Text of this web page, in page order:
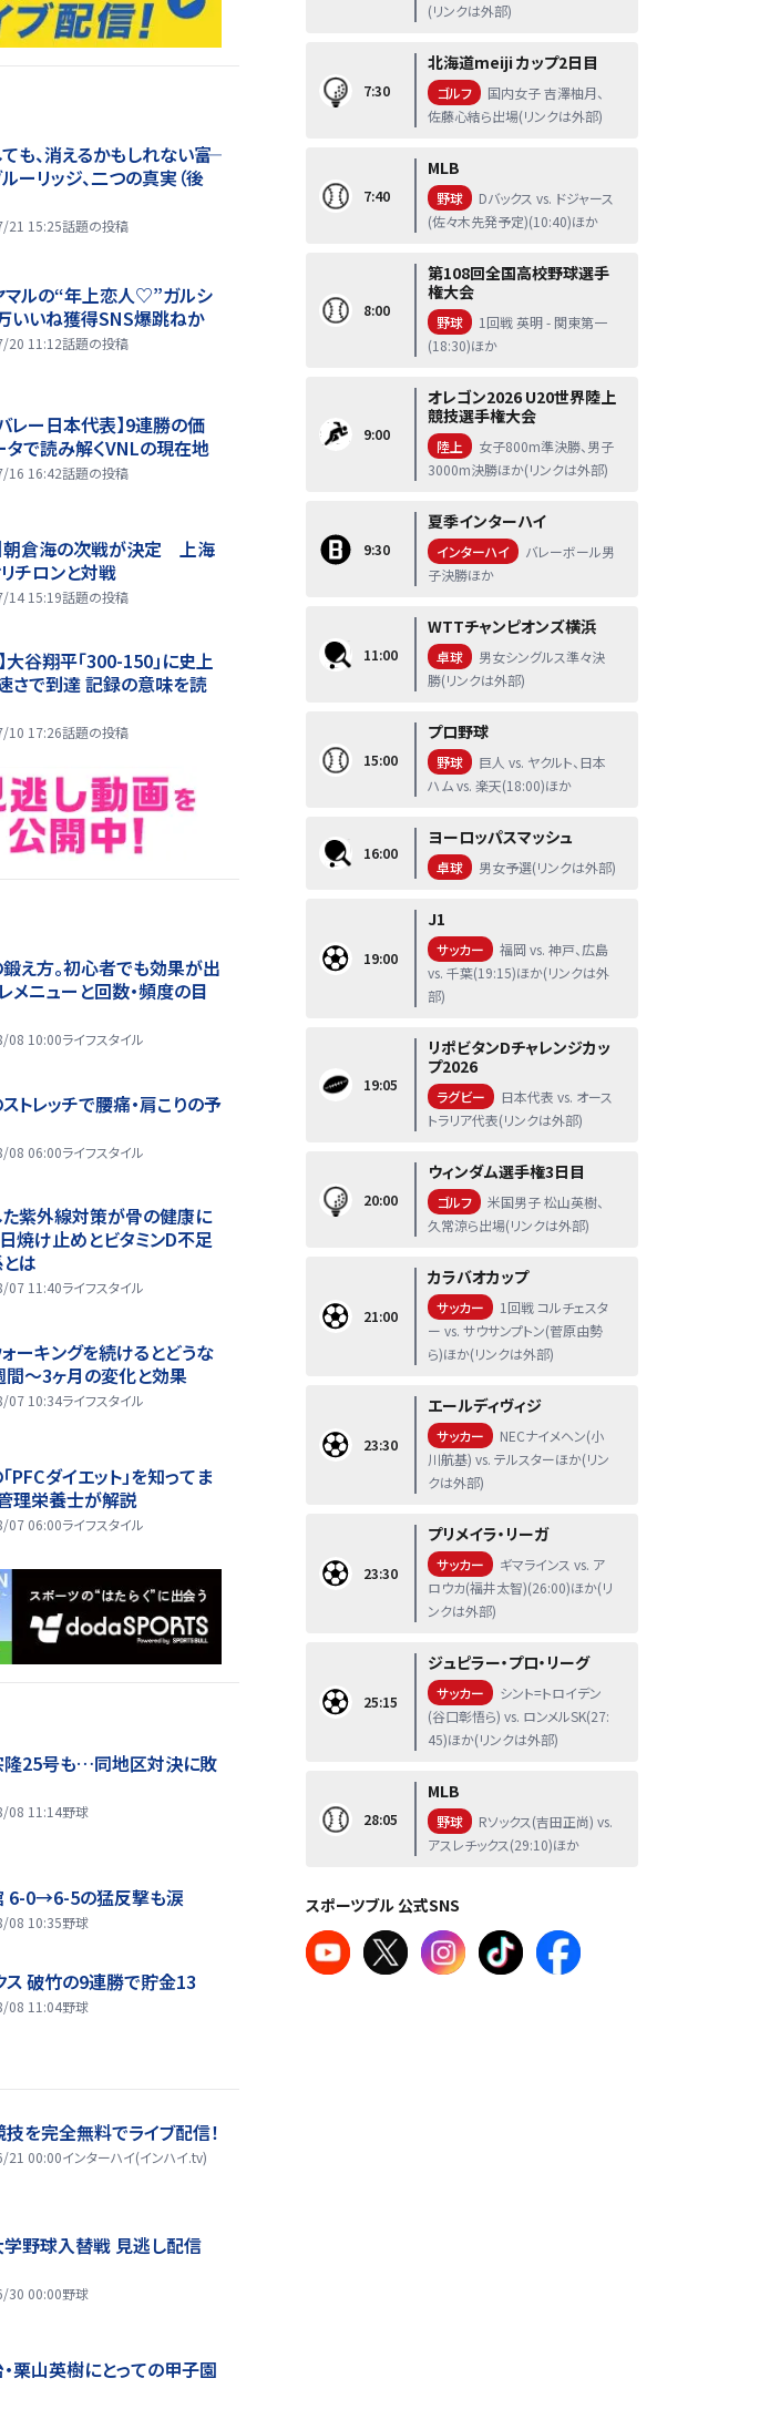
も、消えるかもしれない――富
ーリッジ、二つの真実（後
21 15:25話題の投稿
マルの“年上恋人♡”ガルシ
いいね獲得SNS爆跳ねか
20 11:12話題の投稿
レー日本代表】9連勝の価
タで読み解くVNLの現在地
16 16:42話題の投稿
】朝倉海の次戦が決定 上海
チロンと対戦
14 15:19話題の投稿
大谷翔平「300-150」に史上
さで到達 記録の意味を読
10 17:26話題の投稿
え方。初心者でも効果が出
メニューと回数・頻度の目
08 10:00ライフスタイル
トレッチで腰痛・肩こりの予
08 06:00ライフスタイル
紫外線対策が骨の健康に
焼け止めとビタミンD不足
は
07 11:40ライフスタイル
ーキングを続けるとどうな
間～3ヶ月の変化と効果
07 10:34ライフスタイル
PFCダイエット」を知ってま
理栄養士が解説
07 06:00ライフスタイル
隆25号も…同地区対決に敗
08 11:14野球
6-0→6-5の猛反撃も涙
08 10:35野球
ス 破竹の9連勝で貯金13
08 11:04野球
を完全無料でライブ配信！
21 00:00インターハイ(インハイ.tv)
野球入替戦 見逃し配信
30 00:00野球
栗山英樹にとっての甲子園
(リンクは外部)
7:30
北海道meiji カップ2日目
ゴルフ
国内女子 吉澤柚月、
佐藤心結ら出場(リンクは外部)
7:40
MLB
野球
Dバックス vs. ドジャース
(佐々木先発予定)(10:40)ほか
8:00
第108回全国高校野球選手
権大会
野球
1回戦 英明 - 関東第一
(18:30)ほか
9:00
オレゴン2026 U20世界陸上
競技選手権大会
陸上
女子800m準決勝、男子
3000m決勝ほか(リンクは外部)
9:30
夏季インターハイ
インターハイ
バレーボール男
子決勝ほか
11:00
WTTチャンピオンズ横浜
卓球
男女シングルス準々決
勝(リンクは外部)
15:00
プロ野球
野球
巨人 vs. ヤクルト、日本
ハム vs. 楽天(18:00)ほか
16:00
ヨーロッパスマッシュ
卓球 男女予選(リンクは外部)
19:00
J1
サッカー
福岡 vs. 神戸、広島
vs. 千葉(19:15)ほか(リンクは外
部)
19:05
リポビタンDチャレンジカッ
プ2026
ラグビー
日本代表 vs. オース
トラリア代表(リンクは外部)
20:00
ウィンダム選手権3日目
ゴルフ
米国男子 松山英樹、
久常涼ら出場(リンクは外部)
21:00
カラバオカップ
サッカー
1回戦 コルチェスタ
ー vs. サウサンプトン(菅原由勢
ら)ほか(リンクは外部)
23:30
エールディヴィジ
サッカー
NECナイメヘン(小
川航基) vs. テルスターほか(リン
クは外部)
23:30
プリメイラ・リーガ
サッカー
ギマラインス vs. ア
ロウカ(福井太智)(26:00)ほか(リ
ンクは外部)
25:15
ジュピラー・プロ・リーグ
サッカー
シント=トロイデン
(谷口彰悟ら) vs. ロンメルSK(27:
45)ほか(リンクは外部)
28:05
MLB
野球
Rソックス(吉田正尚) vs.
アスレチックス(29:10)ほか
スポーツブル 公式SNS